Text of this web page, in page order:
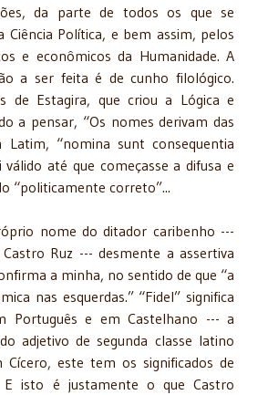
da parte de todos os que se
Ciência Política, e bem assim, pelos
e econômicos da Humanidade. A
a ser feita é de cunho filológico.
de Estagira, que criou a Lógica e
a pensar, “Os nomes derivam das
Latim, “nomina sunt consequentia
até que começasse a difusa e
“politicamente correto”...
nome do ditador caribenho ---
Ruz --- desmente a assertiva
a minha, no sentido de que “a
nas esquerdas.” “Fidel” significa
Português e em Castelhano --- a
adjetivo de segunda classe latino
Cícero, este tem os significados de
E isto é justamente o que Castro